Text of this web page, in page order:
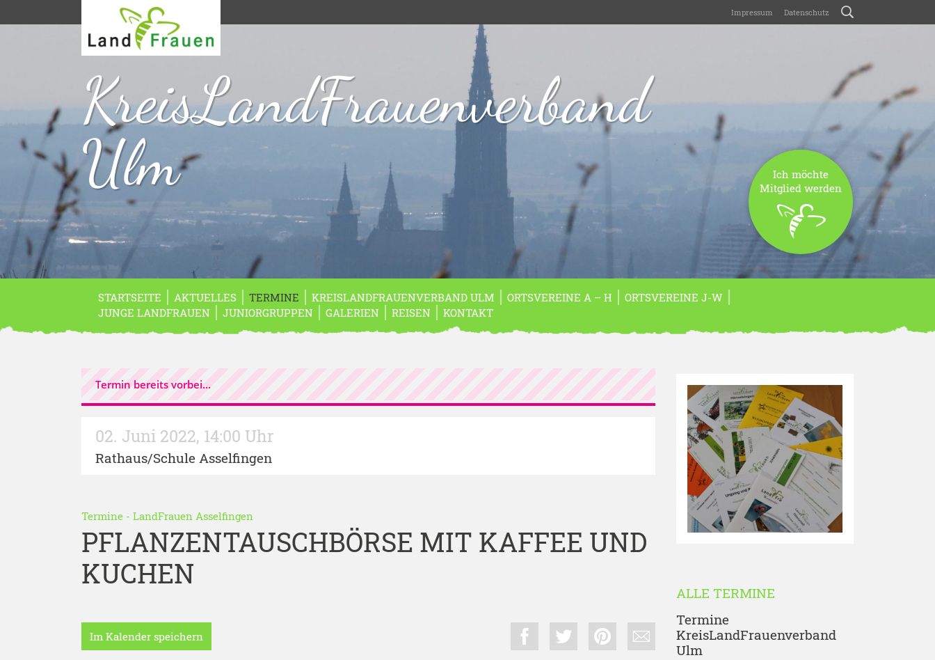
Impressum Datenschutz
KreisLandFrauenverband
Ulm
Ich möchte
Mitglied werden
STARTSEITE AKTUELLES TERMINE KREISLANDFRAUENVERBAND ULM ORTSVEREINE A – H
ORTSVEREINE J-W
JUNGE LANDFRAUEN
JUNIORGRUPPEN GALERIEN REISEN KONTAKT
Termin bereits vorbei...
02. Juni 2022, 14:00 Uhr
Rathaus/Schule Asselfingen
Termine - LandFrauen Asselfingen
PFLANZENTAUSCHBÖRSE MIT KAFFEE UND
KUCHEN
Im Kalender speichern
ALLE TERMINE
Termine
KreisLandFrauenverband
Ulm